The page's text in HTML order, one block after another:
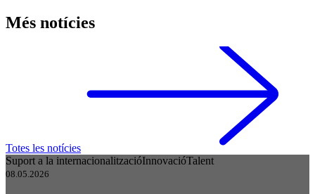
Més notícies
Totes les notícies
Suport a la internacionalitzacióInnovacióTalent
08.05.2026